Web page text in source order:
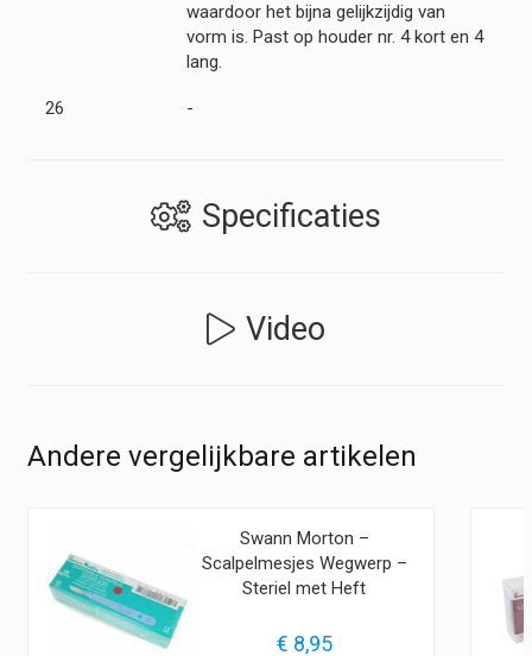
waardoor het bijna gelijkzijdig van
vorm is. Past op houder nr. 4 kort en 4
lang.
26 -
Specificaties
Video
Andere vergelijkbare artikelen
Swann Morton –
Scalpelmesjes Wegwerp –
Steriel met Heft
€ 8,95